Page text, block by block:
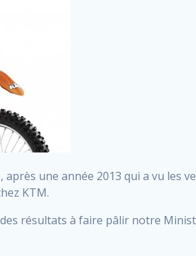
une année 2013 qui a vu les
KTM.
résultats à faire pâlir notre